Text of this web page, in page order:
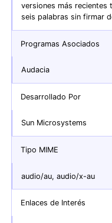
versiones más recientes
seis palabras sin firmar
Programas Asociados
Audacia
Desarrollado Por
Sun Microsystems
Tipo MIME
audio/au, audio/x-au
Enlaces de Interés